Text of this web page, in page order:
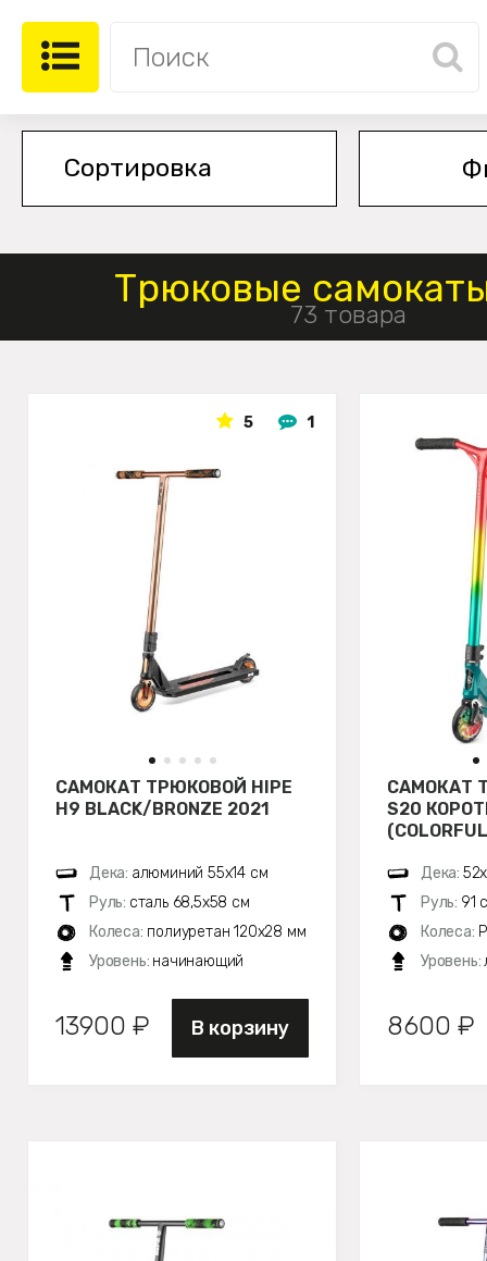
Трюковые
73 товара
5 1
САМОКАТ ТРЮКОВОЙ HIPE
H9 BLACK/BRONZE 2021
Дека: алюминий 55х14 см
Руль: сталь 68,5х58 см
Колеса: полиуретан 120x28 мм
Уровень: начинающий
13900 ₽ В корзину
САМОКАТ
S20
Дека:
Руль: 91
Колеса:
Уровень:
8600 ₽